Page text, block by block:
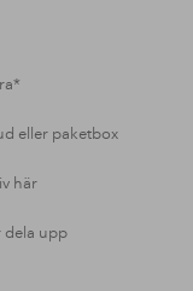
eller paketbox
här
dela upp